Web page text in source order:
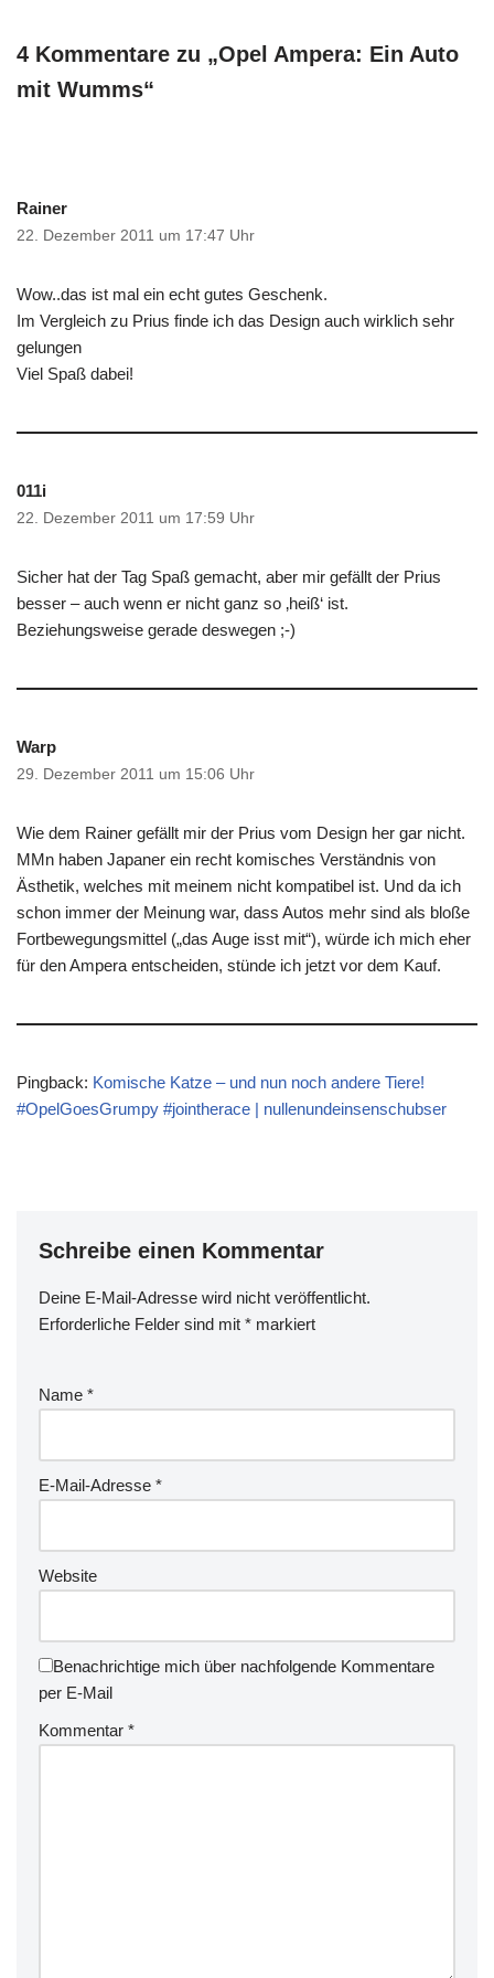
4 Kommentare zu „Opel Ampera: Ein Auto
mit Wumms“
Rainer
22. Dezember 2011 um 17:47 Uhr
Wow..das ist mal ein echt gutes Geschenk.
Im Vergleich zu Prius finde ich das Design auch wirklich sehr
gelungen
Viel Spaß dabei!
011i
22. Dezember 2011 um 17:59 Uhr
Sicher hat der Tag Spaß gemacht, aber mir gefällt der Prius
besser – auch wenn er nicht ganz so ‚heiß‘ ist.
Beziehungsweise gerade deswegen ;-)
Warp
29. Dezember 2011 um 15:06 Uhr
Wie dem Rainer gefällt mir der Prius vom Design her gar nicht.
MMn haben Japaner ein recht komisches Verständnis von
Ästhetik, welches mit meinem nicht kompatibel ist. Und da ich
schon immer der Meinung war, dass Autos mehr sind als bloße
Fortbewegungsmittel („das Auge isst mit“), würde ich mich eher
für den Ampera entscheiden, stünde ich jetzt vor dem Kauf.
Pingback: Komische Katze – und nun noch andere Tiere!
#OpelGoesGrumpy #jointherace | nullenundeinsenschubser
Schreibe einen Kommentar
Deine E-Mail-Adresse wird nicht veröffentlicht.
Erforderliche Felder sind mit * markiert
Name *
E-Mail-Adresse *
Website
Benachrichtige mich über nachfolgende Kommentare
per E-Mail
Kommentar *